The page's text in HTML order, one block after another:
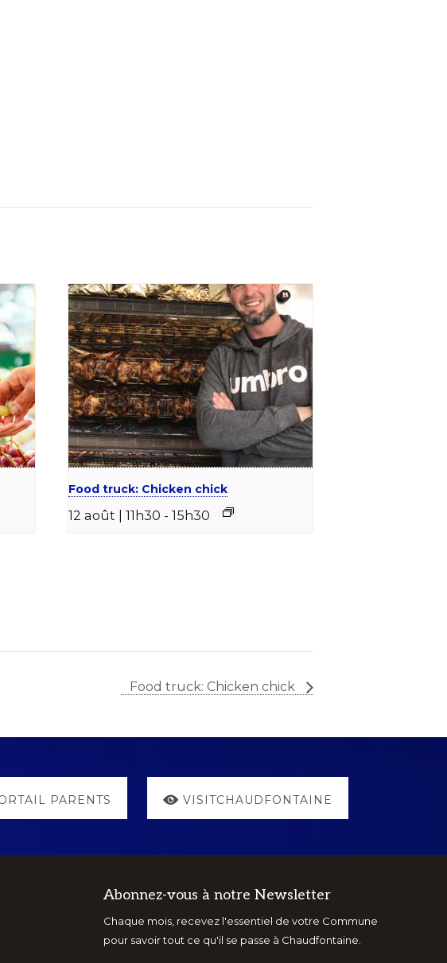
Food truck: Chicken chick
12 août | 11h30 - 15h30
Food truck: Chicken chick
PARENTS VISITCHAUDFONTAINE
Abonnez-vous à notre Newsletter
Chaque mois, recevez l'essentiel de votre Commune
pour savoir tout ce qu'il se passe à Chaudfontaine.